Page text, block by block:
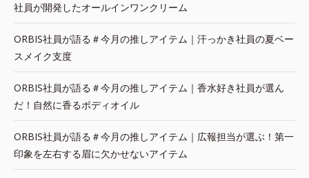
社員が開発したオールインワンクリーム
ORBIS社員が語る＃今月の推しアイテム｜汗っかき社員の夏ベー
スメイク支度
ORBIS社員が語る＃今月の推しアイテム｜香水好き社員が選ん
だ！自然に香るボディオイル
ORBIS社員が語る＃今月の推しアイテム｜広報担当が選ぶ！第一
印象を左右する眉に欠かせないアイテム